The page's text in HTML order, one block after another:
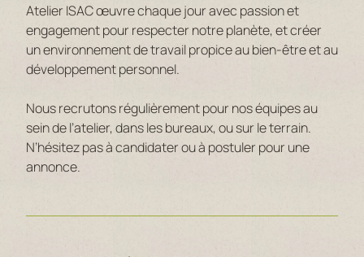
Atelier ISAC œuvre chaque jour avec passion et
engagement pour respecter notre planète, et créer
un environnement de travail propice au bien-être et au
développement personnel.
Nous recrutons régulièrement pour nos équipes au
sein de l’atelier, dans les bureaux, ou sur le terrain.
N’hésitez pas à candidater ou à postuler pour une
annonce.